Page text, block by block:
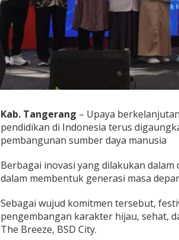
m
P
n
a
n
M
b
a
g
u
n
G
Kab. Tangerang – Upaya
pendidikan di Indonesia terus
pembangunan sumber daya manusia
Berbagai inovasi yang dilakukan
dalam membentuk generasi masa
Sebagai wujud komitmen tersebut,
pengembangan karakter hijau, sehat,
The Breeze, BSD City.